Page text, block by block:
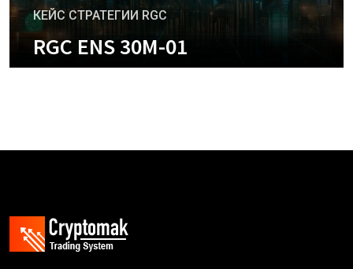
КЕЙС СТРАТЕГИИ RGC
RGC ENS 30M-01